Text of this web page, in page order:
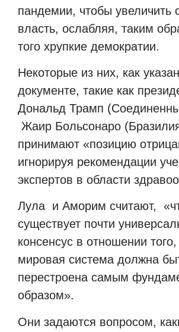
пандемии, чтобы увеличить
власть, ослабляя, таким
того хрупкие демократии.
Некоторые из них, как
документе, такие как
Дональд Трамп
Жаир Больсонаро
принимают «позицию
игнорируя рекомендации
экспертов в области
Лула и Аморим считают,
существует почти
консенсус в отношении того,
мировая система должна
перестроена самым
образом».
Они задаются вопросом,